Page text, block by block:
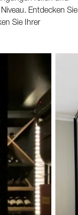
Entdecken Sie
Sie Ihrer